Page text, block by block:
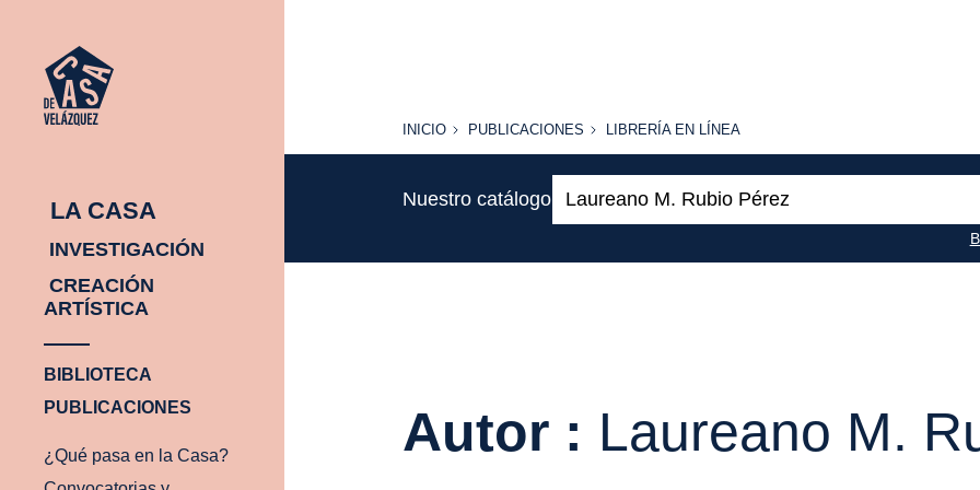
LA CASA
INVESTIGACIÓN
CREACIÓN
ARTÍSTICA
BIBLIOTECA
PUBLICACIONES
¿Qué pasa en la Casa?
INICIO
INICIO PUBLICACIONES
PUBLICACIONES
LIBRERÍA
LÍNEA
LIBRERÍA EN LÍNEA
Nuestro catálogo
Autor : Laureano M.